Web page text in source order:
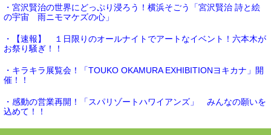
・宮沢賢治の世界にどっぷり浸ろう！横浜そごう「宮沢賢治 詩と絵
の宇宙 雨ニモマケズの心」
・【速報】 １日限りのオールナイトでアートなイベント！六本木が
お祭り騒ぎ！！
・キラキラ展覧会！「TOUKO OKAMURA EXHIBITIONヨキカナ」開
催！！
・感動の営業再開！「スパリゾートハワイアンズ」 みんなの願いを
込めて！！